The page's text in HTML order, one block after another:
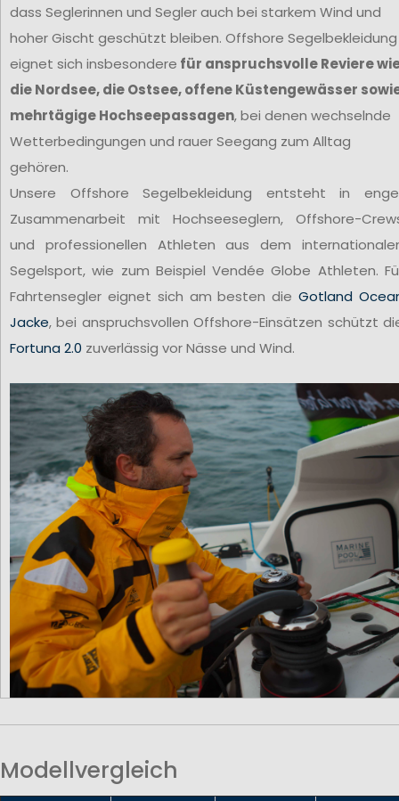
dass Seglerinnen und Segler auch bei starkem Wind und
hoher Gischt geschützt bleiben. Offshore Segelbekleidung
eignet sich insbesondere für anspruchsvolle Reviere
die Nordsee, die Ostsee, offene Küstengewässer
mehrtägige Hochseepassagen, bei denen wechselnde
Wetterbedingungen und rauer Seegang zum Alltag
gehören.
Unsere Offshore Segelbekleidung entsteht in
Zusammenarbeit mit Hochseeseglern, Offshore-
und professionellen Athleten aus dem
Segelsport, wie zum Beispiel Vendée Globe Athleten.
Fahrtensegler eignet sich am besten dieGotland
Jacke, bei anspruchsvollen Offshore-Einsätzen schützt
Fortuna 2.0 zuverlässig vor Nässe und Wind.
Modellvergleich